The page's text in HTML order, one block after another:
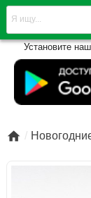
Установите
